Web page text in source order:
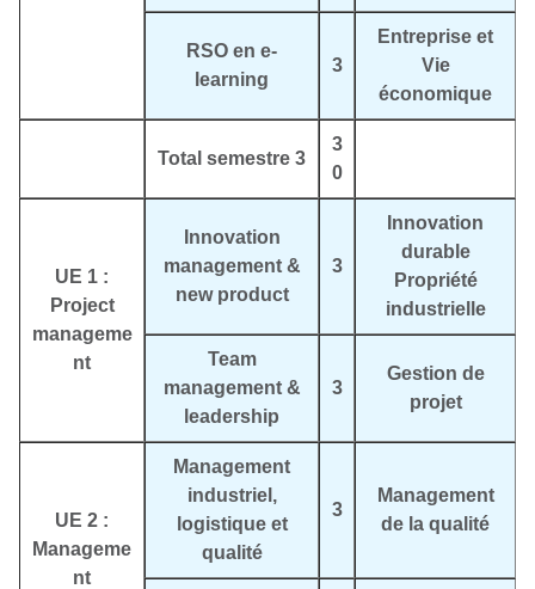
RSO en e-
learning
3
Entreprise et
Vie
économique
Total semestre 3
3
0
UE 1 :
Project
manageme
nt
Innovation
management &
new product
3
Innovation
durable
Propriété
industrielle
Team
management &
leadership
3
Gestion de
projet
UE 2 :
Manageme
nt
Management
industriel,
logistique et
qualité
3
Management
de la qualité